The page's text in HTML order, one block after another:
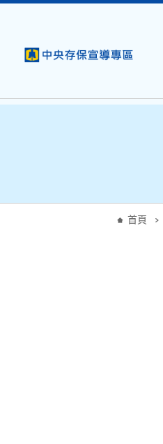
首頁